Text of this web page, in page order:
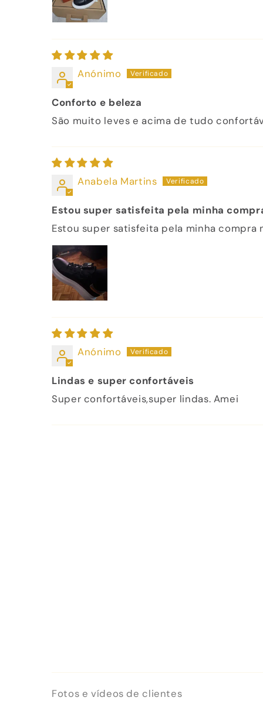
Anónimo
Conforto e beleza
São muito leves e acima de tudo
Anabela Martins
Estou super satisfeita pela minha
Estou super satisfeita pela minha compra
Anónimo
Lindas e super confortáveis
Super confortáveis,super lindas. Amei
Fotos e vídeos de clientes